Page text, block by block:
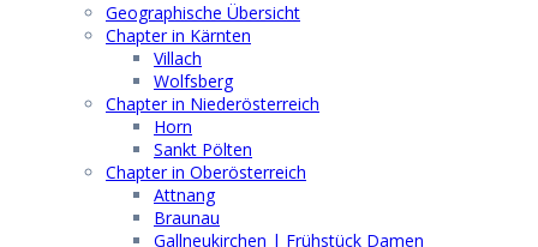
Geographische Übersicht
Chapter in Kärnten
Villach
Wolfsberg
Chapter in Niederösterreich
Horn
Sankt Pölten
Chapter in Oberösterreich
Attnang
Braunau
Gallneukirchen | Frühstück Damen